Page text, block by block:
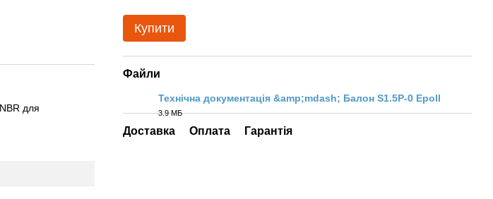
для
Купити
Файли
Технічна документація &amp;mdash; Балон S1.5P-0 Epoll
3.9 МБ
Доставка Оплата Гарантія